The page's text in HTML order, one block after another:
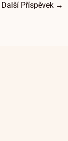
Další Příspěvek →